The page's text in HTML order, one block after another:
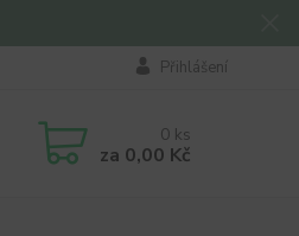
Přihlášení
0 ks
za 0,00 Kč